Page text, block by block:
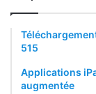
515
Applications
augmentée